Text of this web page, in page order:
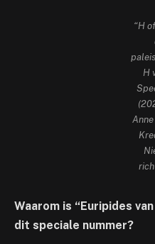
“H
H
Anne
Waarom is “Euripides
dit speciale nummer?